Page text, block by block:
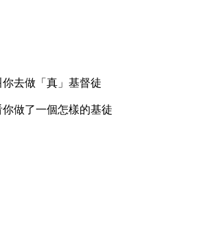
去做「真」基督徒
做了一個怎樣的基徒